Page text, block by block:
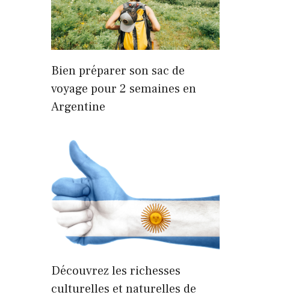
Bien préparer son sac de
voyage pour 2 semaines en
Argentine
Découvrez les richesses
culturelles et naturelles de